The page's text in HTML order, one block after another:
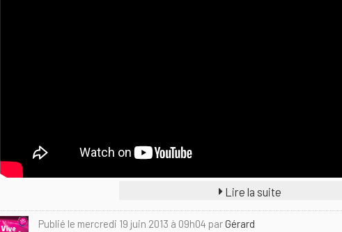
Lire la suite
Publié le mercredi 19 juin 2013 à 09h04 par Gérard